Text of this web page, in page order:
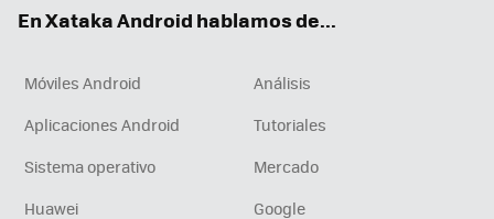
En Xataka Android hablamos de...
Móviles Android
Análisis
Aplicaciones Android
Tutoriales
Sistema operativo
Mercado
Huawei
Google